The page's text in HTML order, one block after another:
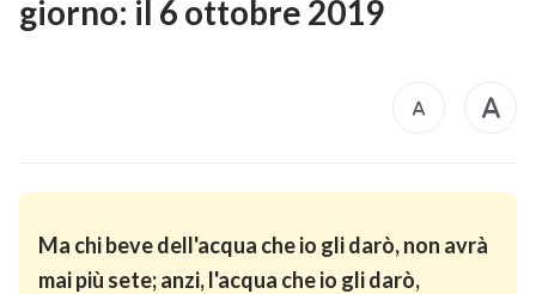
giorno: il 6 ottobre 2019
Ma chi beve dell'acqua che io gli darò, non avrà
mai più sete; anzi, l'acqua che io gli darò,